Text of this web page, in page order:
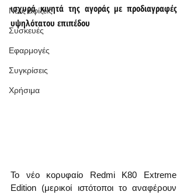
Νέες αφίξεις
Συσκευές
Εφαρμογές
Συγκρίσεις
Χρήσιμα
ισχυρά κινητά της αγοράς με προδιαγραφές
υψηλότατου επιπέδου
Το νέο κορυφαίο Redmi K80 Extreme
Edition (μερικοί ιστότοποι το αναφέρουν